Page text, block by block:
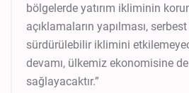
bölgelerde yatırım ikliminin
açıklamaların yapılması,
sürdürülebilir iklimini
devamı, ülkemiz ekonomisine
sağlayacaktır.”